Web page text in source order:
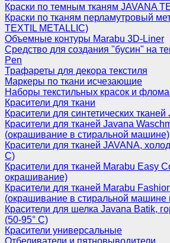
Краски по темным тканям JAVANA
Краски по тканям перламутровый
TEXTIL METALLIC)
Объемные контуры Marabu 3D-Liner
Средство для создания "бусин" на
Pen
Трафареты для декора текстиля
Маркеры по ткани исчезающие
Наборы текстильных красок и
Красители для ткани
Красители для синтетических
Красители для тканей Javana
(окрашивание в стиральной машине)
Красители для тканей JAVANA,
С)
Красители для тканей Marabu Easy
окрашивание)
Красители для тканей Marabu
(окрашивание в стиральной машине
Красители для шелка Javana Batik,
(50-95° С)
Красители универсальные
Отбеливатели и пятновыводители